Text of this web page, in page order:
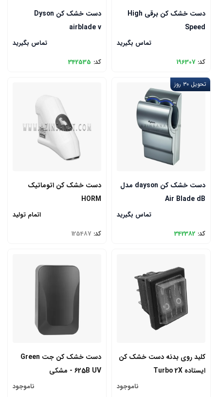
دست خشک کن برقی High
Speed
تماس بگیرید
کد: 196307
دست خشک کن Dyson
airblade v
تماس بگیرید
کد: 342535
تحویل ۳۰ روز
دست خشک کن dayson مدل
Air Blade dB
تماس بگیرید
کد: 342382
دست خشک کن اتوماتیک
HORM
اتمام تولید
کد: 125487
کلید روی بدنه دست خشک کن
ایستاده Turbo 2X
ناموجود
دست خشک کن جت Green
625B UV - مشکی
ناموجود